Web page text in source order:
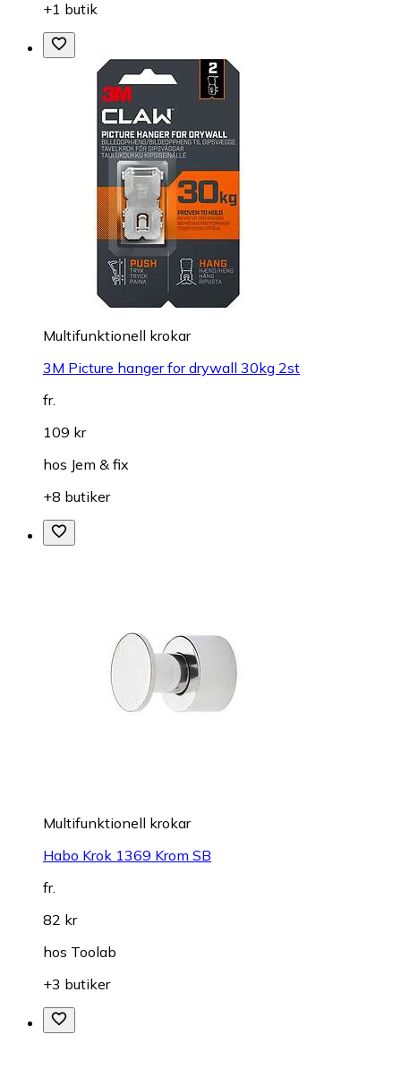
+1 butik
Multifunktionell krokar
3M Picture hanger for drywall 30kg 2st
fr.
109 kr
hos Jem & fix
+8 butiker
Multifunktionell krokar
Habo Krok 1369 Krom SB
fr.
82 kr
hos Toolab
+3 butiker